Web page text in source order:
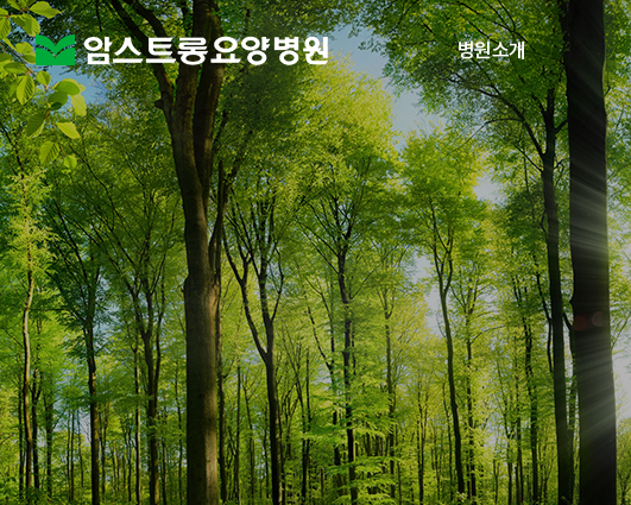
병원소개
암스트롱 요양병원
의료진 소개
미션과 비전
시설 안내
병원 풍경
협력병원 소개
오시는 길
비급여 치료비 안내